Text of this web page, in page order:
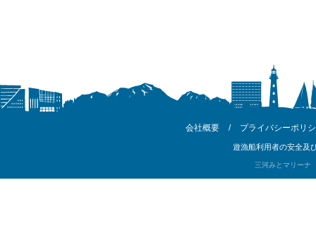
会社概要 / プライバシーポリ
遊漁船利用者の安全及
三河みとマリー